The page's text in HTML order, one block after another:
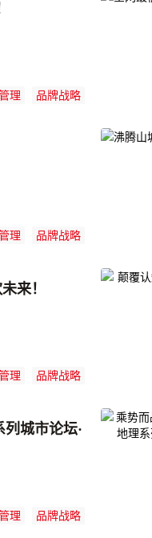
理 品牌战略
理 品牌战略
来！
理 品牌战略
城市论坛·
理 品牌战略